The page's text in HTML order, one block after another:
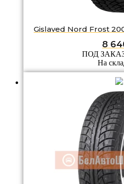
Gislaved Nord Frost
8
ПОД
На